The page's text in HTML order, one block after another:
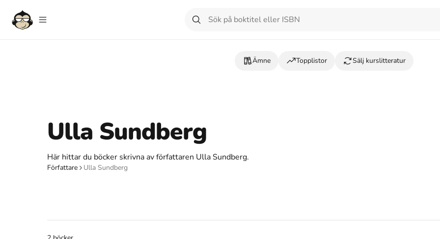
Ämne Topplistor Sälj kurslitteratur
Ulla Sundberg
Här hittar du böcker skrivna av författaren Ulla Sundberg.
Författare Ulla Sundberg